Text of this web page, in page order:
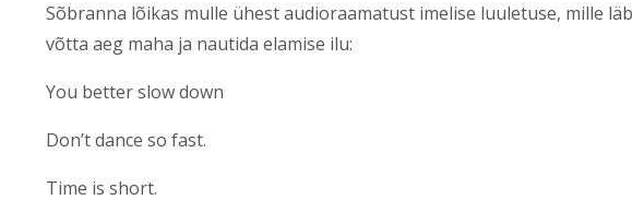
Sõbranna lõikas mulle ühest audioraamatust imelise luuletuse, mille
võtta aeg maha ja nautida elamise ilu:
You better slow down
Don’t dance so fast.
Time is short.